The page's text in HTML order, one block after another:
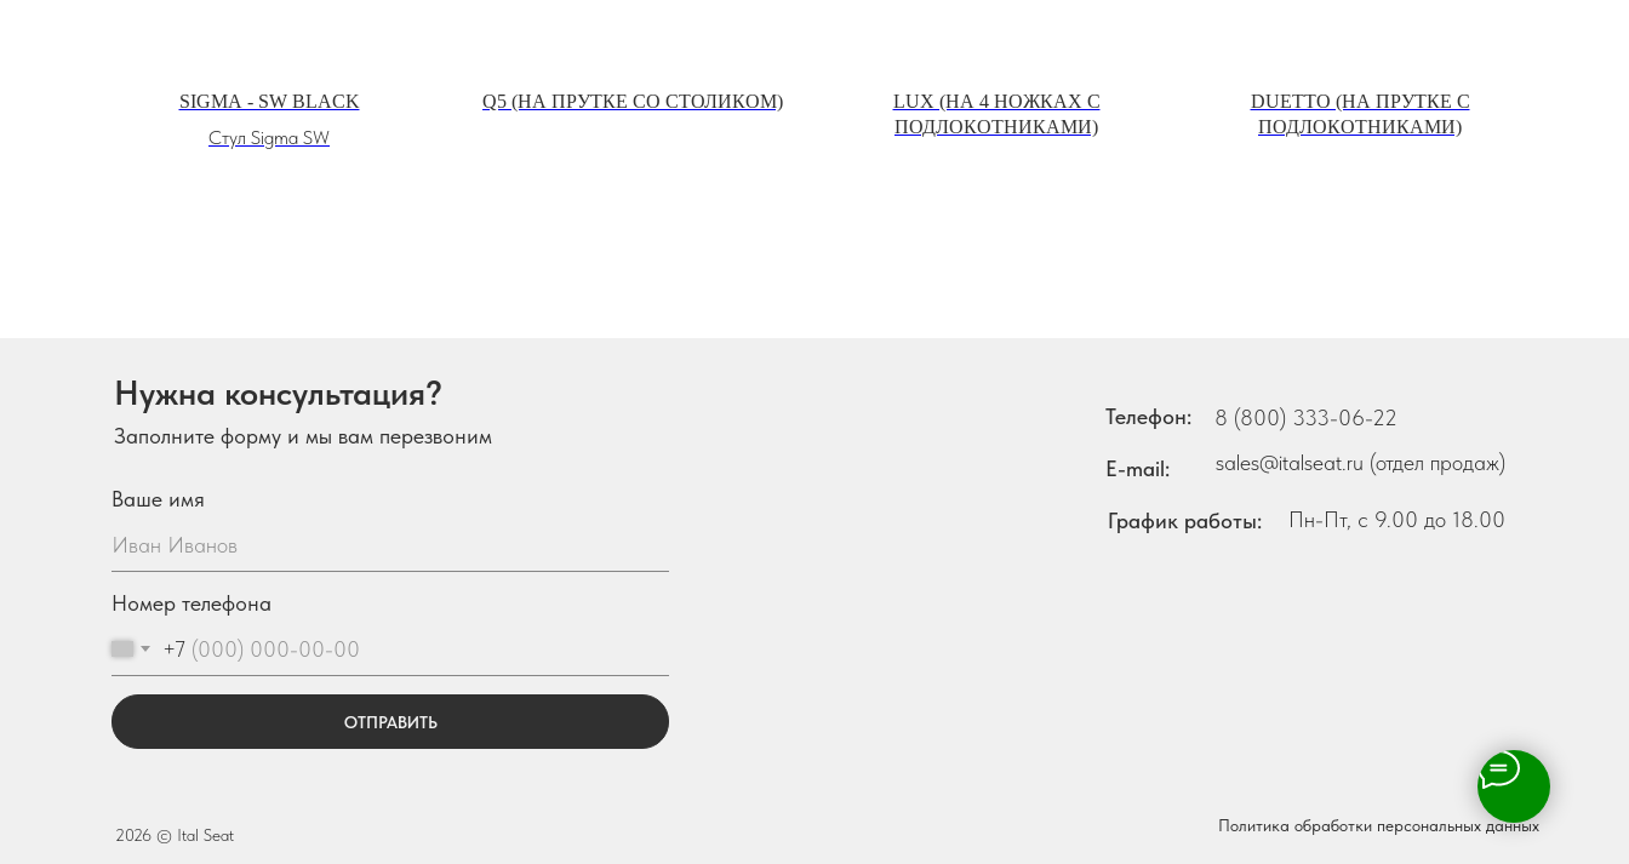
SIGMA - SW BLACK
Стул Sigma SW
Q5 (НА ПРУТКЕ СО СТОЛИКОМ)
LUX (НА 4 НОЖКАХ С
ПОДЛОКОТНИКАМИ)
DUETTO (НА ПРУТКЕ С
ПОДЛОКОТНИКАМИ)
Ваше имя
Номер телефона
+7
ОТПРАВИТЬ
Нужна консультация?
Заполните форму и мы вам перезвоним
2026 © Ital Seat Политика обработки персональных данных
Телефон: 8 (800) 333-06-22
График работы: Пн-Пт, с 9.00 до 18.00
sales@italseat.ru (отдел продаж)
E-mail: